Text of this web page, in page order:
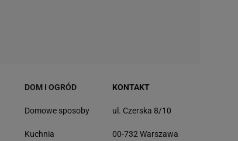
DOM I OGRÓD
Domowe sposoby
Kuchnia
KONTAKT
ul. Czerska 8/10
00-732 Warszawa